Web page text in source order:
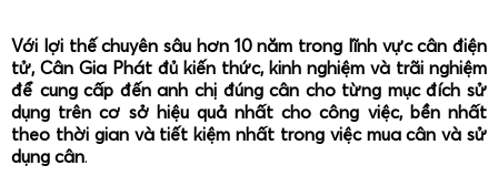
ứng đúng môi trường làm việc, loại hàng hóa và quy trình
vận hành của doanh nghiệp.
Cân treo điện tử 2 tấn – Giải pháp linh hoạt cho kho
bãi và nhà xưởng
Với lợi thế chuyên sâu hơn 10 năm trong lĩnh vực cân điện
tử, Cân Gia Phát đủ kiến thức, kinh nghiệm và trãi nghiệm
để cung cấp đến anh chị đúng cân cho từng mục đích sử
dụng trên cơ sở hiệu quả nhất cho công việc, bền nhất
theo thời gian và tiết kiệm nhất trong việc mua cân và sử
dụng cân.